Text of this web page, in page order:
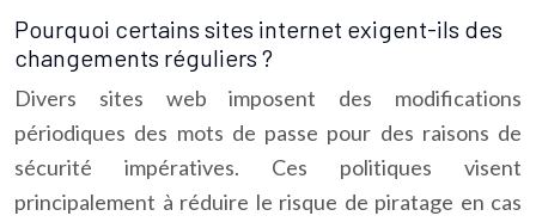
Pourquoi certains sites internet exigent-ils des
changements réguliers ?
Divers sites web imposent des modifications
périodiques des mots de passe pour des raisons de
sécurité impératives. Ces politiques visent
principalement à réduire le risque de piratage en cas